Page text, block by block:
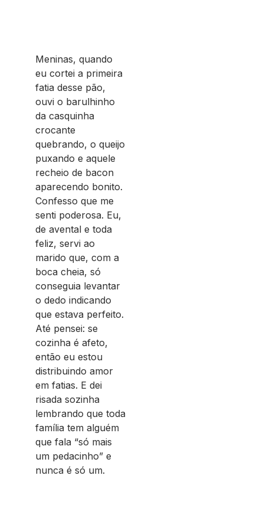
Meninas, quando
eu cortei a primeira
fatia desse pão,
ouvi o barulhinho
da casquinha
crocante
quebrando, o queijo
puxando e aquele
recheio de bacon
aparecendo bonito.
Confesso que me
senti poderosa. Eu,
de avental e toda
feliz, servi ao
marido que, com a
boca cheia, só
conseguia levantar
o dedo indicando
que estava perfeito.
Até pensei: se
cozinha é afeto,
então eu estou
distribuindo amor
em fatias. E dei
risada sozinha
lembrando que toda
família tem alguém
que fala “só mais
um pedacinho” e
nunca é só um.